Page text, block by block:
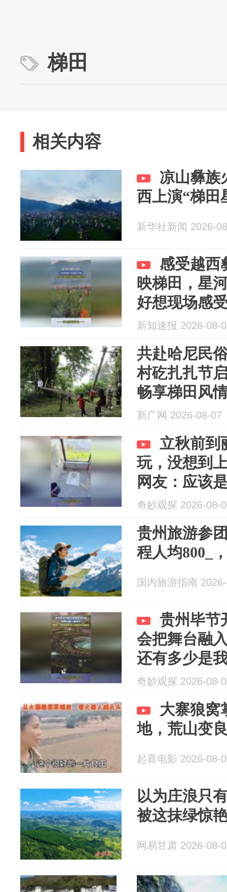
梯田
相关内容
凉山彝族
西上演“梯田
新华社新闻 2026-
感受越西
映梯田，星
好想现场感
新知速报 2026-08-
共赴哈尼民
村矻扎扎节
畅享梯田风
新广网 2026-08-07
立秋前到
玩，没想到
网友：应该
奇妙观探 2026-08-
贵州旅游参
程人均800_
国内旅游指南
贵州毕节
会把舞台融
还有多少是
奇妙观探 2026-08-
大寨狼窝
地，荒山变
起喜电影 2026-08-
以为庄浪只
被这抹绿惊
网易甘肃 2026-08-